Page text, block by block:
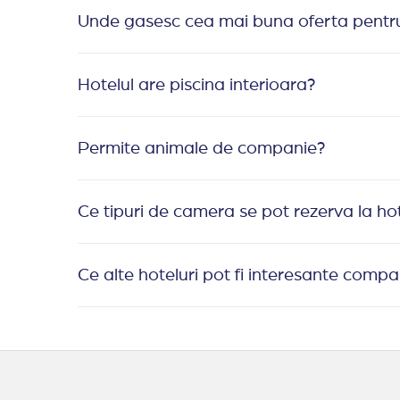
Unde gasesc cea mai buna oferta
Hotelul are piscina interioara?
Permite animale de companie?
Ce tipuri de camera se pot rezerva la
Ce alte hoteluri pot fi interesante